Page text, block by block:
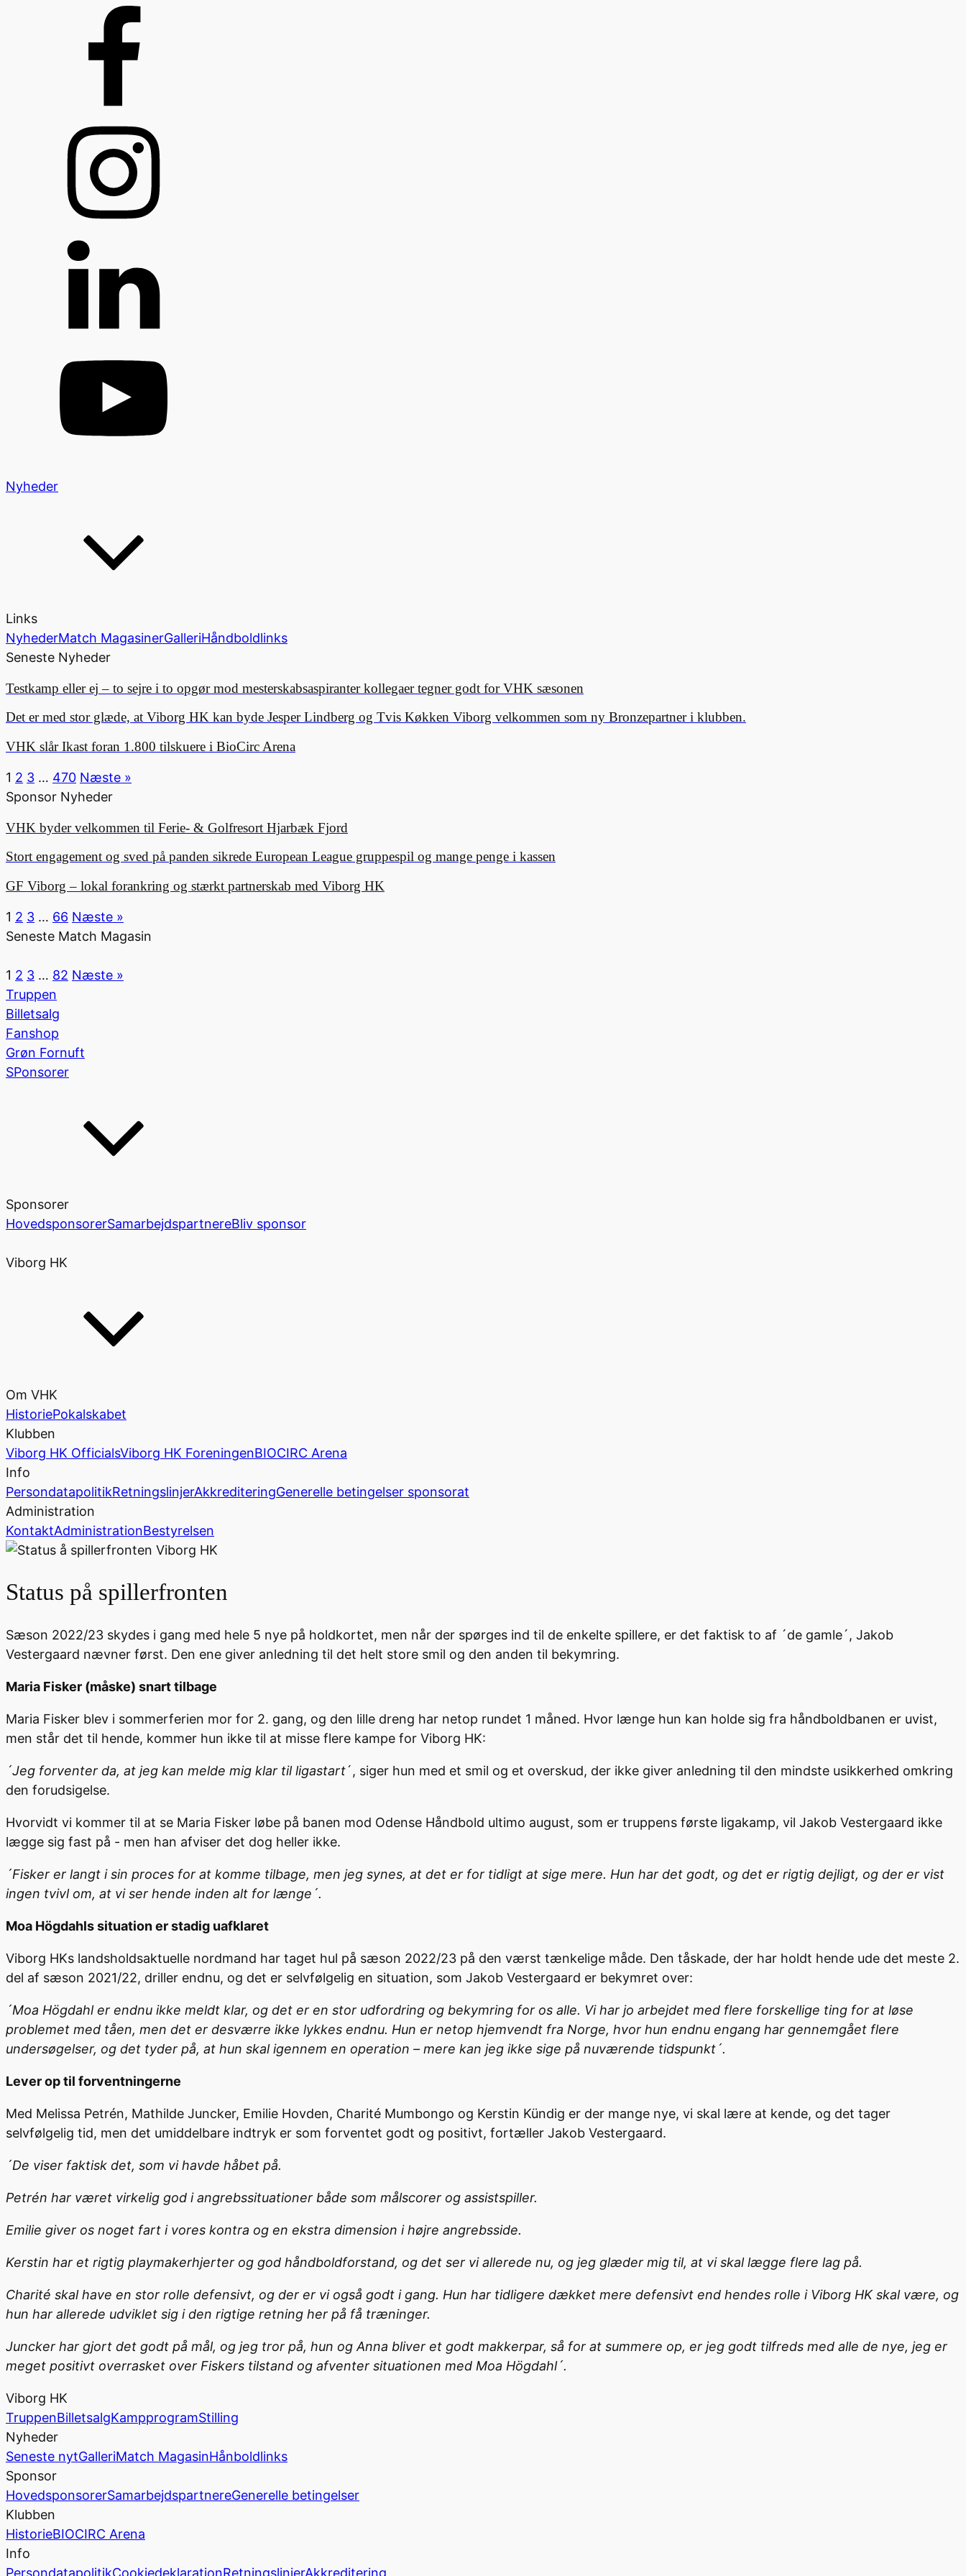
Nyheder
Links
NyhederMatch MagasinerGalleriHåndboldlinks
Seneste Nyheder
Testkamp eller ej – to sejre i to opgør mod mesterskabsaspiranter kollegaer tegner godt for VHK sæsonen
Det er med stor glæde, at Viborg HK kan byde Jesper Lindberg og Tvis Køkken Viborg velkommen som ny Bronzepartner i klubben.
VHK slår Ikast foran 1.800 tilskuere i BioCirc Arena
1 2 3 … 470 Næste »
Sponsor Nyheder
VHK byder velkommen til Ferie- & Golfresort Hjarbæk Fjord
Stort engagement og sved på panden sikrede European League gruppespil og mange penge i kassen
GF Viborg – lokal forankring og stærkt partnerskab med Viborg HK
1 2 3 … 66 Næste »
Seneste Match Magasin
1 2 3 … 82 Næste »
Truppen
Billetsalg
Fanshop
Grøn Fornuft
SPonsorer
Sponsorer
HovedsponsorerSamarbejdspartnereBliv sponsor
Viborg HK
Om VHK
HistoriePokalskabet
Klubben
Viborg HK OfficialsViborg HK ForeningenBIOCIRC Arena
Info
PersondatapolitikRetningslinjerAkkrediteringGenerelle betingelser sponsorat
Administration
KontaktAdministrationBestyrelsen
Status på spillerfronten
Sæson 2022/23 skydes i gang med hele 5 nye på holdkortet, men når der spørges ind til de enkelte spillere, er det faktisk to af ´de gamle´, Jakob
Vestergaard nævner først. Den ene giver anledning til det helt store smil og den anden til bekymring.
Maria Fisker (måske) snart tilbage
Maria Fisker blev i sommerferien mor for 2. gang, og den lille dreng har netop rundet 1 måned. Hvor længe hun kan holde sig fra håndboldbanen er uvist,
men står det til hende, kommer hun ikke til at misse flere kampe for Viborg HK:
´Jeg forventer da, at jeg kan melde mig klar til ligastart´, siger hun med et smil og et overskud, der ikke giver anledning til den mindste usikkerhed omkring
den forudsigelse.
Hvorvidt vi kommer til at se Maria Fisker løbe på banen mod Odense Håndbold ultimo august, som er truppens første ligakamp, vil Jakob Vestergaard ikke
lægge sig fast på - men han afviser det dog heller ikke.
´Fisker er langt i sin proces for at komme tilbage, men jeg synes, at det er for tidligt at sige mere. Hun har det godt, og det er rigtig dejligt, og der er vist
ingen tvivl om, at vi ser hende inden alt for længe´.
Moa Högdahls situation er stadig uafklaret
Viborg HKs landsholdsaktuelle nordmand har taget hul på sæson 2022/23 på den værst tænkelige måde. Den tåskade, der har holdt hende ude det meste 2.
del af sæson 2021/22, driller endnu, og det er selvfølgelig en situation, som Jakob Vestergaard er bekymret over:
´Moa Högdahl er endnu ikke meldt klar, og det er en stor udfordring og bekymring for os alle. Vi har jo arbejdet med flere forskellige ting for at løse
problemet med tåen, men det er desværre ikke lykkes endnu. Hun er netop hjemvendt fra Norge, hvor hun endnu engang har gennemgået flere
undersøgelser, og det tyder på, at hun skal igennem en operation – mere kan jeg ikke sige på nuværende tidspunkt´.
Lever op til forventningerne
Med Melissa Petrén, Mathilde Juncker, Emilie Hovden, Charité Mumbongo og Kerstin Kündig er der mange nye, vi skal lære at kende, og det tager
selvfølgelig tid, men det umiddelbare indtryk er som forventet godt og positivt, fortæller Jakob Vestergaard.
´De viser faktisk det, som vi havde håbet på.
Petrén har været virkelig god i angrebssituationer både som målscorer og assistspiller.
Emilie giver os noget fart i vores kontra og en ekstra dimension i højre angrebsside.
Kerstin har et rigtig playmakerhjerter og god håndboldforstand, og det ser vi allerede nu, og jeg glæder mig til, at vi skal lægge flere lag på.
Charité skal have en stor rolle defensivt, og der er vi også godt i gang. Hun har tidligere dækket mere defensivt end hendes rolle i Viborg HK skal være, og
hun har allerede udviklet sig i den rigtige retning her på få træninger.
Juncker har gjort det godt på mål, og jeg tror på, hun og Anna bliver et godt makkerpar, så for at summere op, er jeg godt tilfreds med alle de nye, jeg er
meget positivt overrasket over Fiskers tilstand og afventer situationen med Moa Högdahl´.
Viborg HK
TruppenBilletsalgKampprogramStilling
Nyheder
Seneste nytGalleriMatch MagasinHånboldlinks
Sponsor
HovedsponsorerSamarbejdspartnereGenerelle betingelser
Klubben
HistorieBIOCIRC Arena
Info
PersondatapolitikCookiedeklarationRetningslinjerAkkreditering